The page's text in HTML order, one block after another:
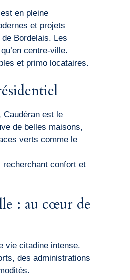
en pleine
et projets
Bordelais. Les
centre-ville.
et primo locataires.
Caudéran est le
de belles maisons,
verts comme le
confort et
: au cœur de
vie citadine intense.
des administrations